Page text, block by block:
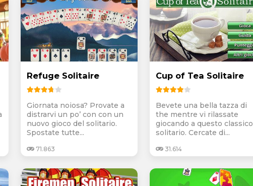
Refuge Solitaire
Giornata noiosa? Provate a
distrarvi un po’ con con un
nuovo gioco del solitario.
Spostate tutte...
71.863
Cup of Tea Solitaire
Bevete una bella tazza di
the mentre vi rilassate
giocando a questo classico
solitario. Cercate di...
31.614